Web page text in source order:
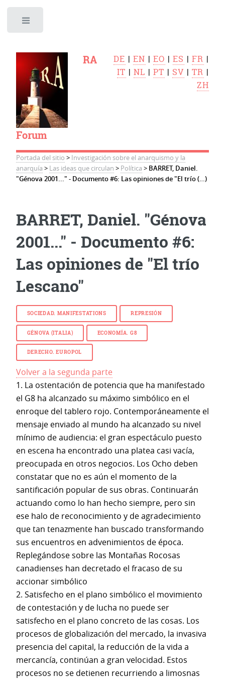
RA
Forum
DE |EN |EO |ES |FR |
IT |NL |PT | SV |TR |
ZH
Portada del sitio > Investigación sobre el anarquismo y la
anarquía > Las ideas que circulan > Política > BARRET, Daniel.
"Génova 2001..." - Documento #6: Las opiniones de "El trío (…)
BARRET, Daniel. "Génova
2001..." - Documento #6:
Las opiniones de "El trío
Lescano"
SOCIEDAD. MANIFESTATIONS REPRESIÓN
GÉNOVA (ITALIA) ECONOMÍA. G8
DERECHO. EUROPOL
Volver a la segunda parte
1. La ostentación de potencia que ha manifestado
el G8 ha alcanzado su máximo simbólico en el
enroque del tablero rojo. Contemporáneamente el
mensaje enviado al mundo ha alcanzado su nivel
mínimo de audiencia: el gran espectáculo puesto
en escena ha encontrado una platea casi vacía,
preocupada en otros negocios. Los Ocho deben
constatar que no es aún el momento de la
santificación popular de sus obras. Continuarán
actuando como lo han hecho siempre, pero sin
ese halo de reconocimiento y de agradecimiento
que tan tenazmente han buscado transformando
sus encuentros en advenimientos de época.
Replegándose sobre las Montañas Rocosas
canadienses han decretado el fracaso de su
accionar simbólico
2. Satisfecho en el plano simbólico el movimiento
de contestación y de lucha no puede ser
satisfecho en el plano concreto de las cosas. Los
procesos de globalización del mercado, la invasiva
presencia del capital, la reducción de la vida a
mercancía, continúan a gran velocidad. Estos
procesos no se detienen recurriendo a limosnas